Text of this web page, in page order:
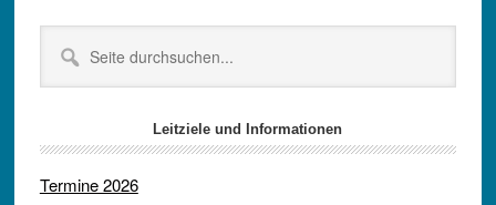
Seitenspalte
durchsuchen...
Leitziele und Informationen
Termine 2026